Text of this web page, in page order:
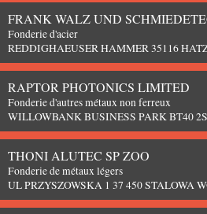
FRANK WALZ UND
Fonderie d'acier
REDDIGHAEUSER HAMMER 35116
RAPTOR PHOTONICS LIMITED
Fonderie d'autres métaux non ferreux
WILLOWBANK BUSINESS PARK BT40
THONI ALUTEC SP ZOO
Fonderie de métaux légers
UL PRZYSZOWSKA 1 37 450 STALOWA